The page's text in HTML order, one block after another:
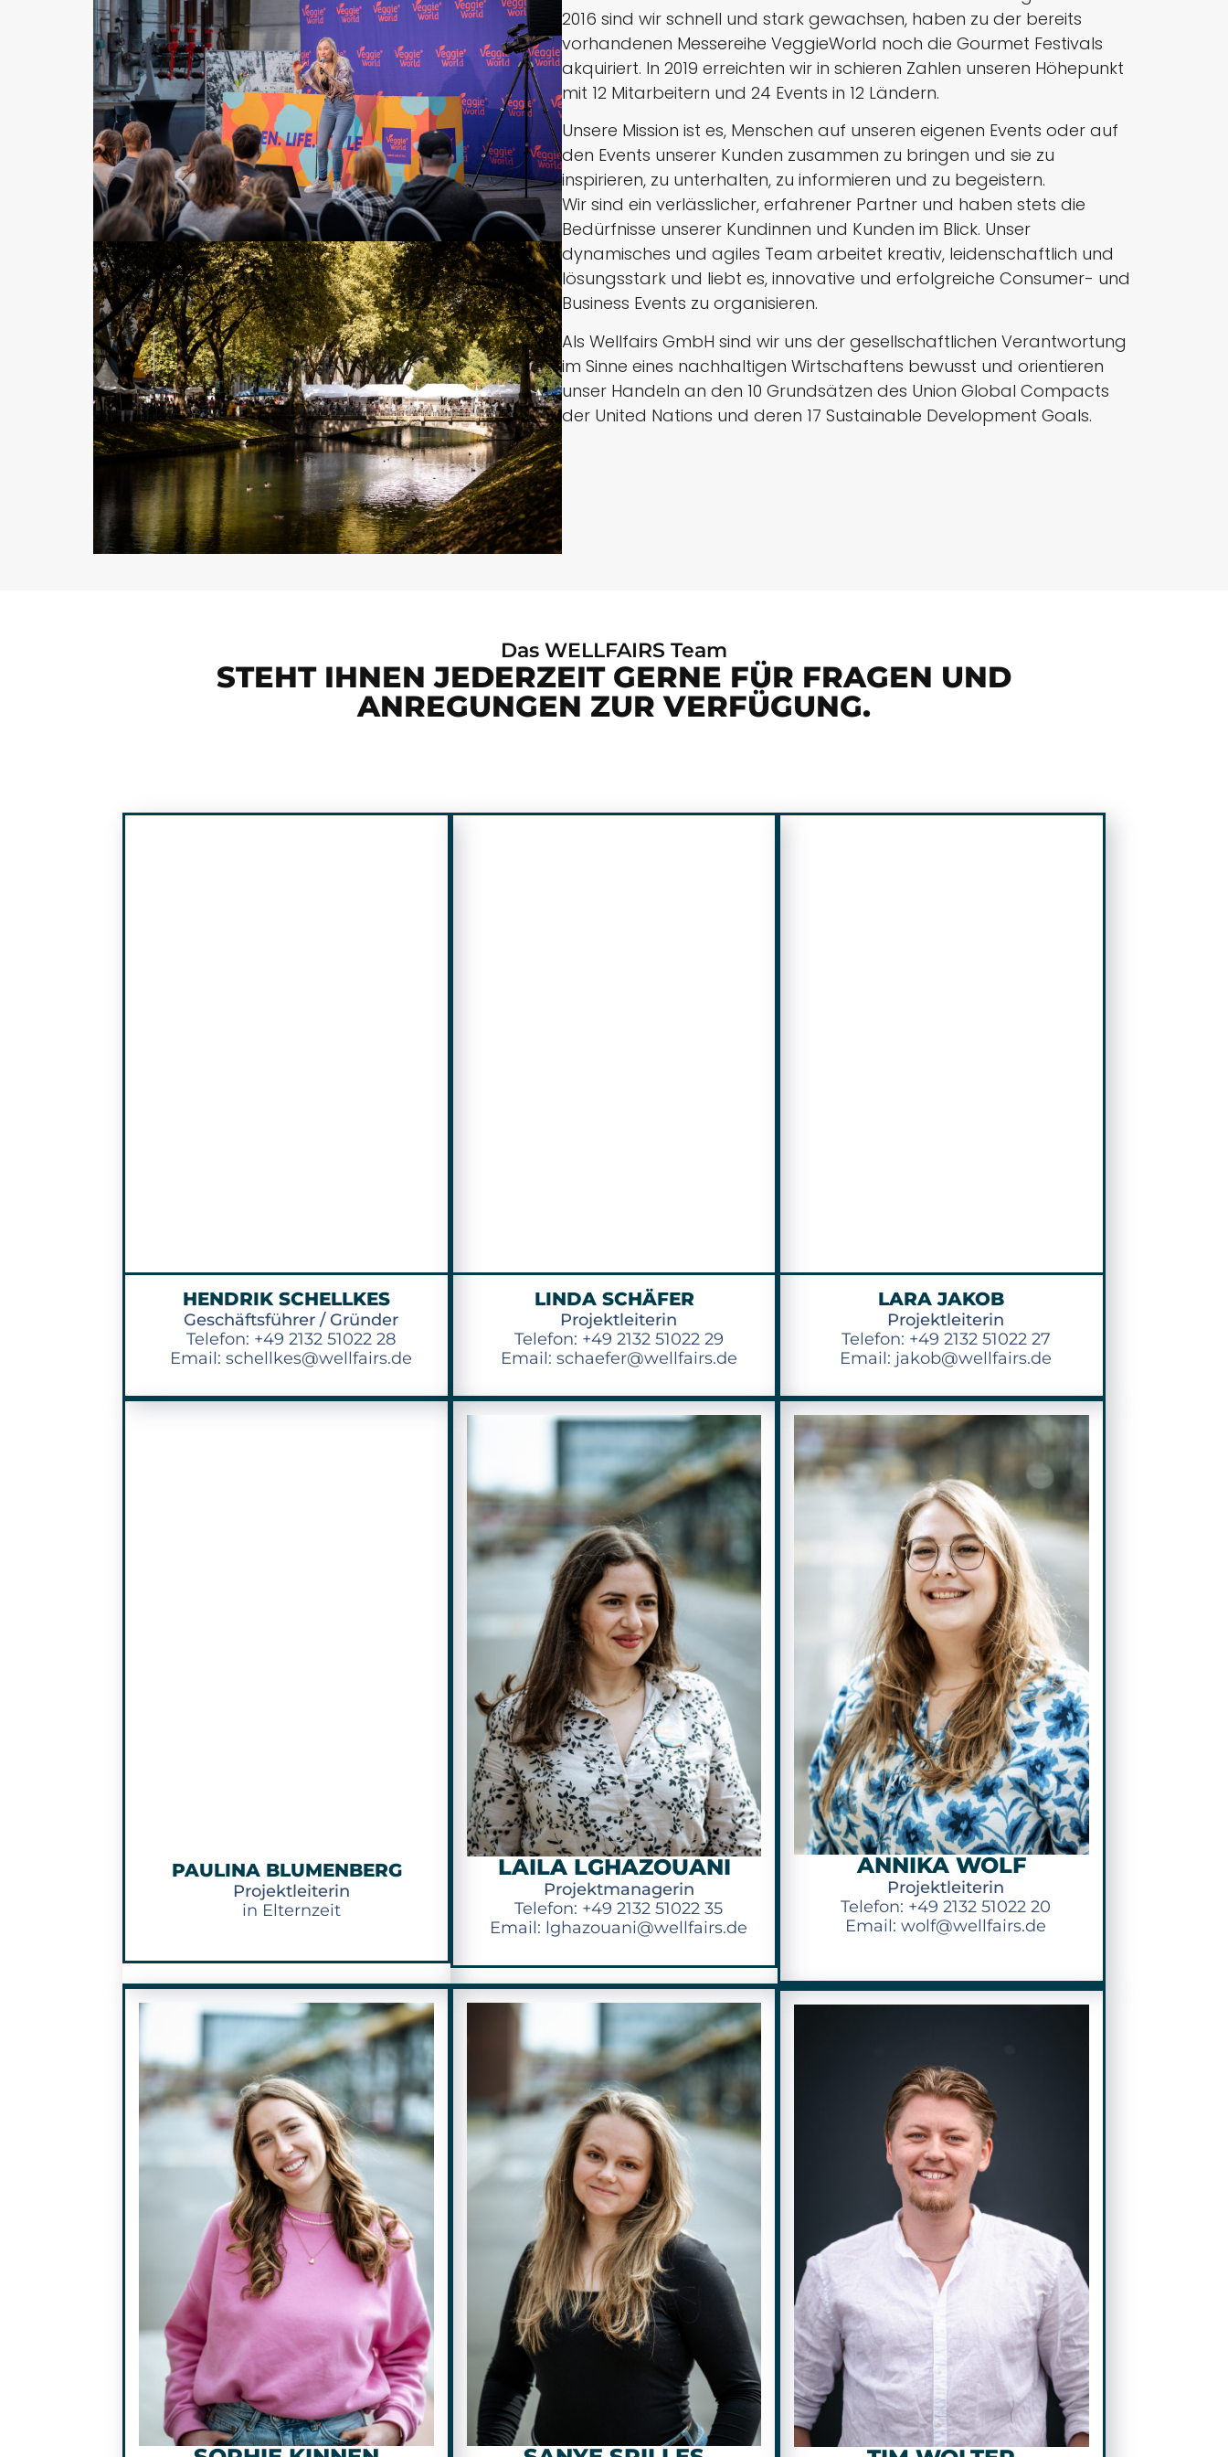
2016 sind wir schnell und stark gewachsen, haben zu der bereits
vorhandenen Messereihe VeggieWorld noch die Gourmet Festivals
akquiriert. In 2019 erreichten wir in schieren Zahlen unseren Höhepunkt
mit 12 Mitarbeitern und 24 Events in 12 Ländern.
Unsere Mission ist es, Menschen auf unseren eigenen Events oder auf
den Events unserer Kunden zusammen zu bringen und sie zu
inspirieren, zu unterhalten, zu informieren und zu begeistern.
Wir sind ein verlässlicher, erfahrener Partner und haben stets die
Bedürfnisse unserer Kundinnen und Kunden im Blick. Unser
dynamisches und agiles Team arbeitet kreativ, leidenschaftlich und
lösungsstark und liebt es, innovative und erfolgreiche Consumer- und
Business Events zu organisieren.
Als Wellfairs GmbH sind wir uns der gesellschaftlichen Verantwortung
im Sinne eines nachhaltigen Wirtschaftens bewusst und orientieren
unser Handeln an den 10 Grundsätzen des Union Global Compacts
der United Nations und deren 17 Sustainable Development Goals.
Das WELLFAIRS Team
STEHT IHNEN JEDERZEIT GERNE FÜR FRAGEN UND
ANREGUNGEN ZUR VERFÜGUNG.
HENDRIK SCHELLKES
Geschäftsführer / Gründer
Telefon: +49 2132 51022 28
Email: schellkes@wellfairs.de
LINDA SCHÄFER
Projektleiterin
Telefon: +49 2132 51022 29
Email: schaefer@wellfairs.de
LARA JAKOB
Projektleiterin
Telefon: +49 2132 51022 27
Email: jakob@wellfairs.de
PAULINA BLUMENBERG
Projektleiterin
in Elternzeit
LAILA LGHAZOUANI
Projektmanagerin
Telefon: +49 2132 51022 35
Email: lghazouani@wellfairs.de
ANNIKA WOLF
Projektleiterin
Telefon: +49 2132 51022 20
Email: wolf@wellfairs.de